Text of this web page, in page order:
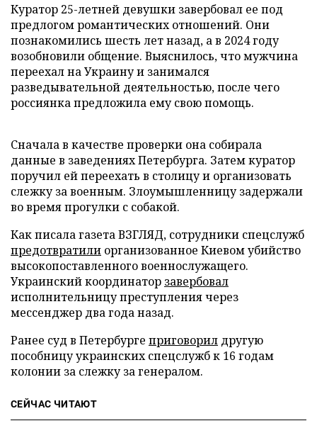
Куратор 25-летней девушки завербовал ее под
предлогом романтических отношений. Они
познакомились шесть лет назад, а в 2024 году
возобновили общение. Выяснилось, что мужчина
переехал на Украину и занимался
разведывательной деятельностью, после чего
россиянка предложила ему свою помощь.
Сначала в качестве проверки она собирала
данные в заведениях Петербурга. Затем куратор
поручил ей переехать в столицу и организовать
слежку за военным. Злоумышленницу задержали
во время прогулки с собакой.
Как писала газета ВЗГЛЯД, сотрудники спецслужб
предотвратили организованное Киевом убийство
высокопоставленного военнослужащего.
Украинский координатор завербовал
исполнительницу преступления через
мессенджер два года назад.
Ранее суд в Петербурге приговорил другую
пособницу украинских спецслужб к 16 годам
колонии за слежку за генералом.
СЕЙЧАС ЧИТАЮТ